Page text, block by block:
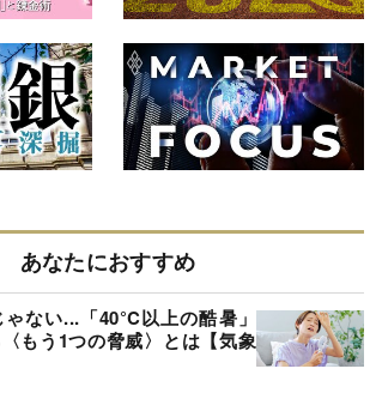
あなたにおすすめ
ない...「40°C以上の酷暑」
もう1つの脅威〉とは【気象